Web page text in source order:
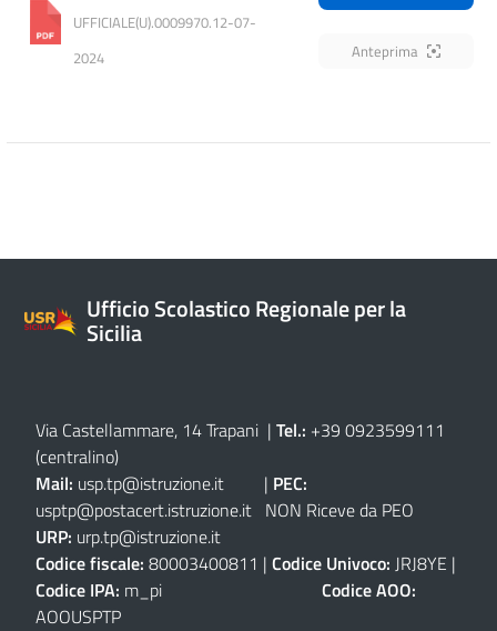
UFFICIALE(U).0009970.12-07-
2024
Anteprima
Ufficio Scolastico Regionale per la
Sicilia
Via Castellammare, 14 Trapani | Tel.: +39 0923599111
(centralino)
Mail: usp.tp@istruzione.it | PEC:
usptp@postacert.istruzione.it NON Riceve da PEO
URP: urp.tp@istruzione.it
Codice fiscale: 80003400811 | Codice Univoco: JRJ8YE |
Codice IPA: m_pi Codice AOO:
AOOUSPTP